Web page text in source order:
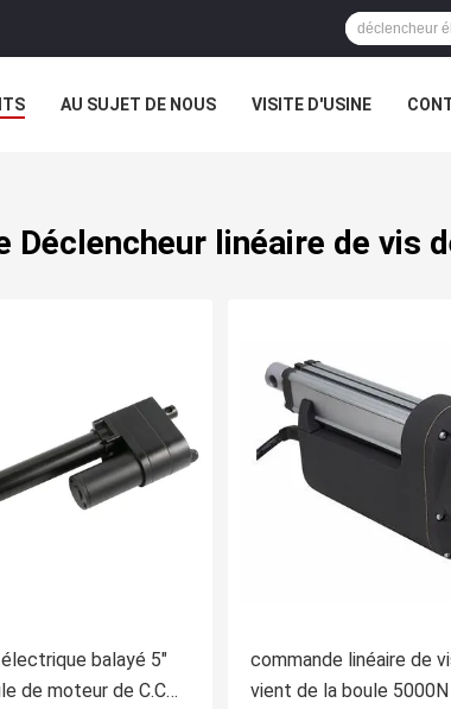
AU SUJET DE NOUS VISITE D'USINE
Déclencheur linéaire de vis
balayé 5"
de moteur de C.C
commande linéaire de
vient de la boule